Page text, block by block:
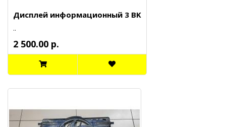
Дисплей информационный 3 BK
..
2 500.00 р.